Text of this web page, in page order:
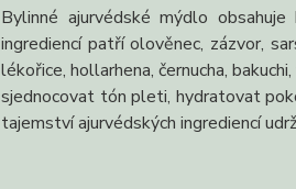
Bylinné ajurvédské mýdlo
ingrediencí patří olověnec, zázvor,
lékořice, hollarhena, černucha,
sjednocovat tón pleti, hydratovat
tajemství ajurvédských ingrediencí